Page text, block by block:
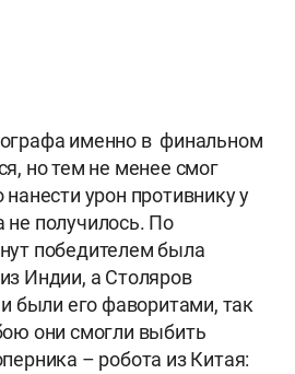
именно в финальном
но тем не менее смог
урон противнику у
получилось. По
победителем была
Индии, а Столяров
были его фаворитами, так
они смогли выбить
– робота из Китая: